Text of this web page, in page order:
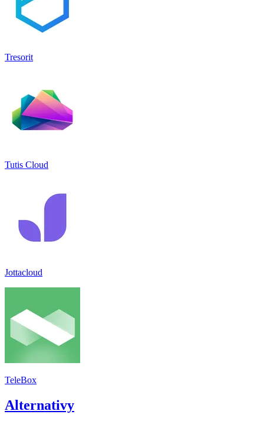
Tresorit
Tutis Cloud
Jottacloud
TeleBox
Alternativy